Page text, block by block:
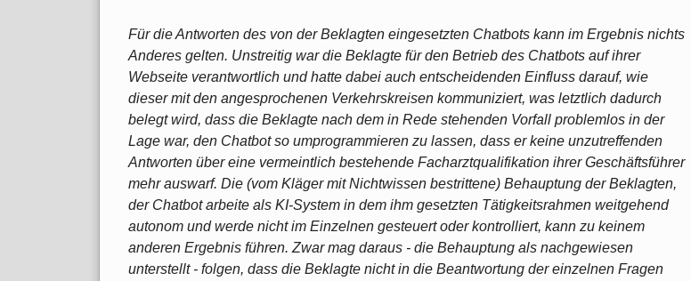
Für die Antworten des von der Beklagten eingesetzten Chatbots kann im Ergebnis nichts
Anderes gelten. Unstreitig war die Beklagte für den Betrieb des Chatbots auf ihrer
Webseite verantwortlich und hatte dabei auch entscheidenden Einfluss darauf, wie
dieser mit den angesprochenen Verkehrskreisen kommuniziert, was letztlich dadurch
belegt wird, dass die Beklagte nach dem in Rede stehenden Vorfall problemlos in der
Lage war, den Chatbot so umprogrammieren zu lassen, dass er keine unzutreffenden
Antworten über eine vermeintlich bestehende Facharztqualifikation ihrer Geschäftsführer
mehr auswarf. Die (vom Kläger mit Nichtwissen bestrittene) Behauptung der Beklagten,
der Chatbot arbeite als KI-System in dem ihm gesetzten Tätigkeitsrahmen weitgehend
autonom und werde nicht im Einzelnen gesteuert oder kontrolliert, kann zu keinem
anderen Ergebnis führen. Zwar mag daraus - die Behauptung als nachgewiesen
unterstellt - folgen, dass die Beklagte nicht in die Beantwortung der einzelnen Fragen